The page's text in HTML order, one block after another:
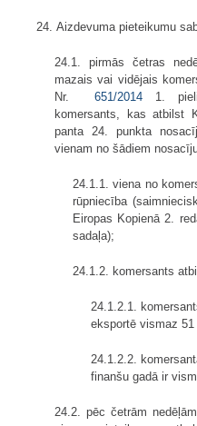
24. Aizdevuma pieteikumu
24.1. pirmās četras
mazais vai vidējais
Nr.
651/2014 1.
komersants, kas atbilst
panta 24. punkta
vienam no šādiem
24.1.1. viena no
rūpniecība
Eiropas Kopienā 2.
sadaļa);
24.1.2. komersants
24.1.2.1.
eksportē vismaz
24.1.2.2.
finanšu gadā ir
24.2. pēc četrām